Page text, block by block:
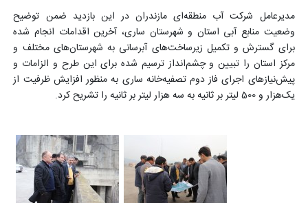
مدیرعامل شرکت آب منطقه‌ای مازندران در این بازدید ضمن توضیح
وضعیت منابع آبی استان و شهرستان ساری، آخرین اقدامات انجام شده
برای گسترش و تکمیل زیرساخت‌های آبرسانی به شهرستان‌های مختلف و
مرکز استان را تبیین و چشم‌انداز ترسیم شده برای این طرح و الزامات و
پیش‌نیازهای اجرای فاز دوم تصفیه‌خانه ساری به منظور افزایش ظرفیت از
یک‌هزار و 500 لیتر بر ثانیه به سه هزار لیتر بر ثانیه را تشریح کرد.